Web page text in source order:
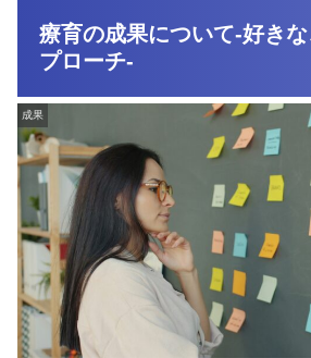
療育の成果について-好き
プローチ-
成果